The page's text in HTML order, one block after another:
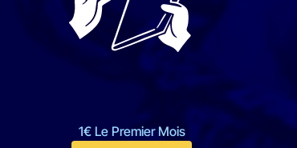
1€ Le Premier Mois